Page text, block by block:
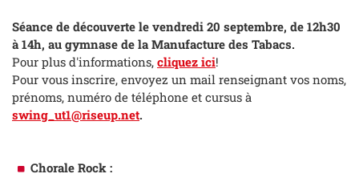
Séance de découverte le vendredi 20 septembre, de 12h30
à 14h, au gymnase de la Manufacture des Tabacs.
Pour plus d'informations, cliquez ici!
Pour vous inscrire, envoyez un mail renseignant vos noms,
prénoms, numéro de téléphone et cursus à
swing_ut1@riseup.net.
Chorale Rock :